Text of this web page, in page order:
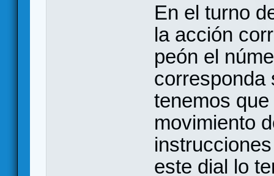
En el turno
la acción
peón el
corresponda
tenemos
movimiento
este dial lo